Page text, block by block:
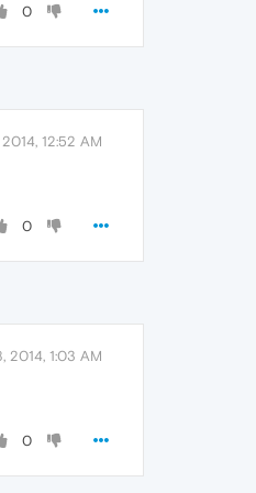
0
12:52 AM
0
2014, 1:03 AM
0